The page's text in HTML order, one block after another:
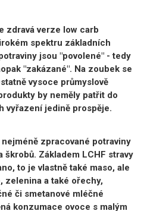
zdravá verze low carb
spektru základních
jsou "povolené" - tedy
"zakázané". Na zoubek se
vysoce průmyslově
by neměly patřit do
vyřazení jedině prospěje.
zpracované potraviny
škrobů. Základem LCHF stravy
to je vlastně také maso, ale
zelenina a také ořechy,
či smetanové mléčné
konzumace ovoce s malým